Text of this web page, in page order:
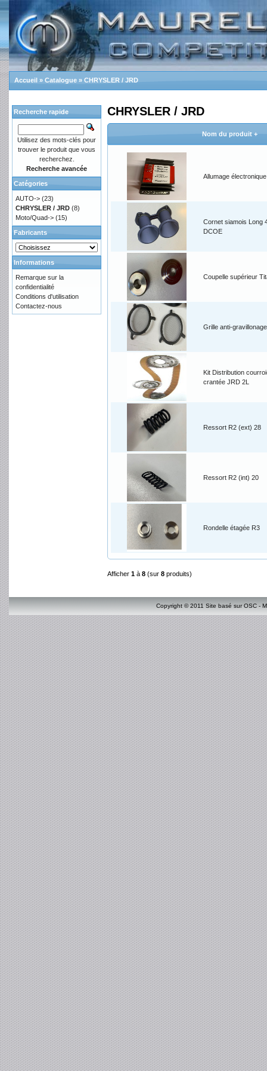
Accueil » Catalogue » CHRYSLER / JRD
CHRYSLER / JRD
Nom du produit +
Allumage
Cornet siamois Long
DCOE
Coupelle supérieur
Grille anti-gravillonage
Kit Distribution
crantée JRD 2L
Ressort R2 (ext) 28
Ressort R2 (int) 20
Rondelle étagée R3
Afficher 1 à 8 (sur 8 produits)
Recherche rapide
Utilisez des mots-clés pour
trouver le produit que vous
recherchez.
Recherche avancée
Catégories
AUTO-> (23)
CHRYSLER / JRD (8)
Moto/Quad-> (15)
Fabricants
Informations
Remarque sur la
confidentialité
Conditions d'utilisation
Contactez-nous
Copyright © 2011 Site basé sur OSC -